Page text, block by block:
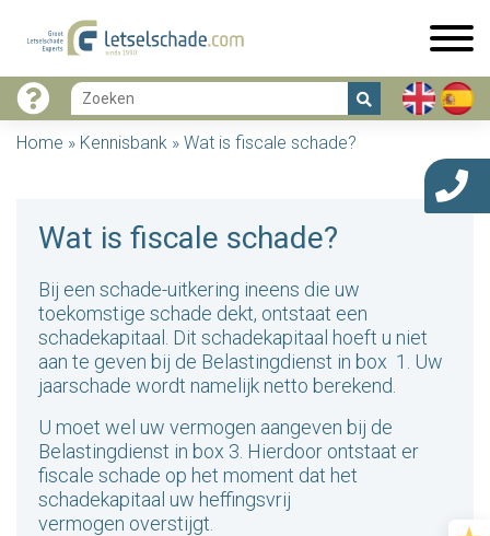
Home » Kennisbank » Wat is fiscale schade?
Wat is fiscale schade?
Bij een schade-uitkering ineens die uw
toekomstige schade dekt, ontstaat een
schadekapitaal. Dit schadekapitaal hoeft u niet
aan te geven bij de Belastingdienst in box 1. Uw
jaarschade wordt namelijk netto berekend.
U moet wel uw vermogen aangeven bij de
Belastingdienst in box 3. Hierdoor ontstaat er
fiscale schade op het moment dat het
schadekapitaal uw heffingsvrij
vermogen overstijgt.